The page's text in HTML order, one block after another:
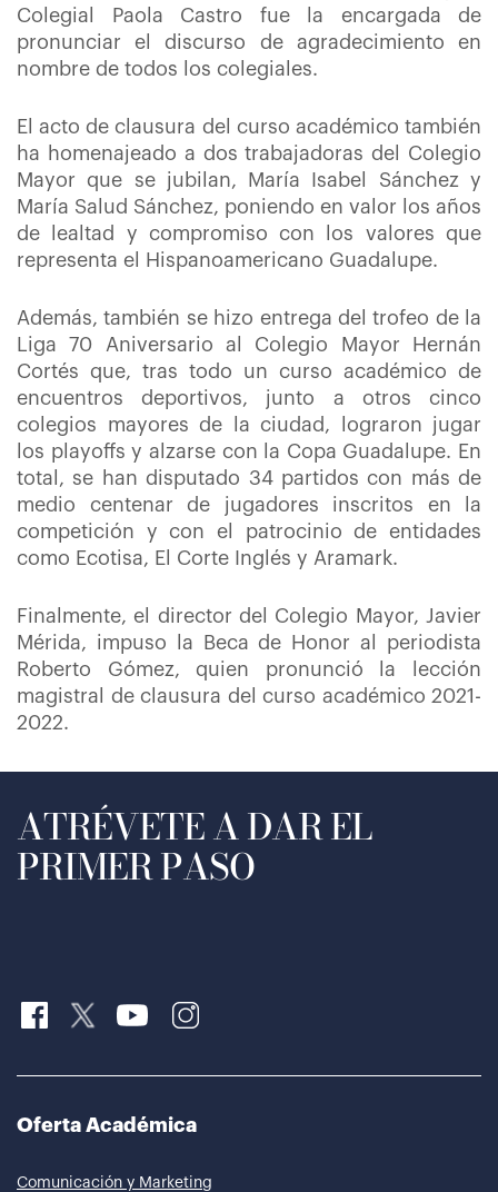
Colegial Paola Castro fue la encargada de
pronunciar el discurso de agradecimiento en
nombre de todos los colegiales.
El acto de clausura del curso académico también
ha homenajeado a dos trabajadoras del Colegio
Mayor que se jubilan, María Isabel Sánchez y
María Salud Sánchez, poniendo en valor los años
de lealtad y compromiso con los valores que
representa el Hispanoamericano Guadalupe.
Además, también se hizo entrega del trofeo de la
Liga 70 Aniversario al Colegio Mayor Hernán
Cortés que, tras todo un curso académico de
encuentros deportivos, junto a otros cinco
colegios mayores de la ciudad, lograron jugar
los playoffs y alzarse con la Copa Guadalupe. En
total, se han disputado 34 partidos con más de
medio centenar de jugadores inscritos en la
competición y con el patrocinio de entidades
como Ecotisa, El Corte Inglés y Aramark.
Finalmente, el director del Colegio Mayor, Javier
Mérida, impuso la Beca de Honor al periodista
Roberto Gómez, quien pronunció la lección
magistral de clausura del curso académico 2021-
2022.
ATRÉVETE A DAR EL
PRIMER PASO
Oferta Académica
Comunicación y Marketing